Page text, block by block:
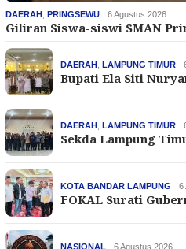
DAERAH PRINGSEWU 6 Agustus 2026
Giliran Siswa-siswi SMAN
DAERAH LAMPUNG TIMUR
Bupati Ela Siti
DAERAH LAMPUNG TIMUR
Sekda Lampung
KOTA BANDAR LAMPUNG 6
FOKAL Surati
NASIONAL 6 Agustus 2026